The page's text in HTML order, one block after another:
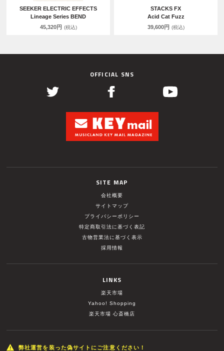
SEEKER ELECTRIC EFFECTS
Lineage Series BEND
45,320円 (税込)
STACKS FX
Acid Cat Fuzz
39,600円 (税込)
OFFICIAL SNS
SITE MAP
会社概要
サイトマップ
プライバシーポリシー
特定商取引法に基づく表記
古物営業法に基づく表示
採用情報
LINKS
楽天市場
Yahoo! Shopping
楽天市場 心斎橋店
弊社運営を装った偽サイトにご注意ください！